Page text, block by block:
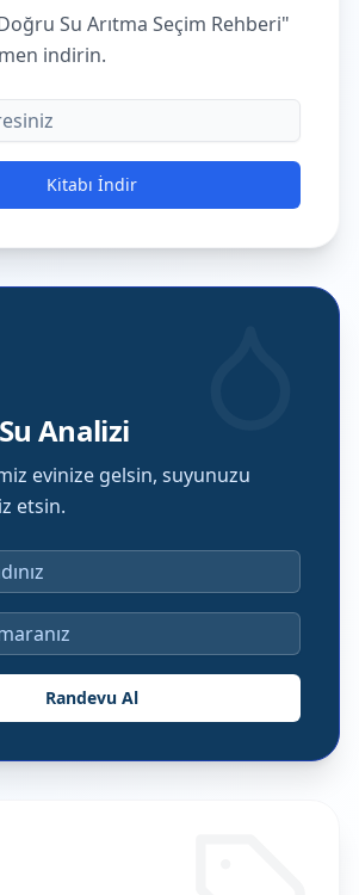
Su Arıtma Seçim Rehberi"
indirin.
Kitabı İndir
Analizi
evinize gelsin, suyunuzu
etsin.
Randevu Al